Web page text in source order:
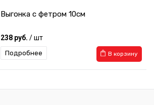
Выгонка с фетром 10см
238 руб. / шт
В корзину
Подробнее